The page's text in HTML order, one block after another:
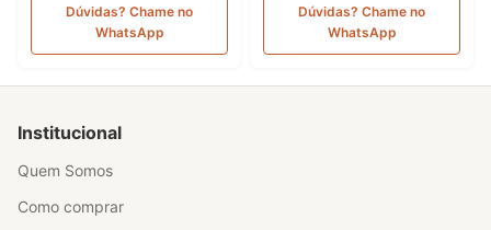
Dúvidas? Chame no
WhatsApp
Dúvidas? Chame no
WhatsApp
Institucional
Quem Somos
Como comprar